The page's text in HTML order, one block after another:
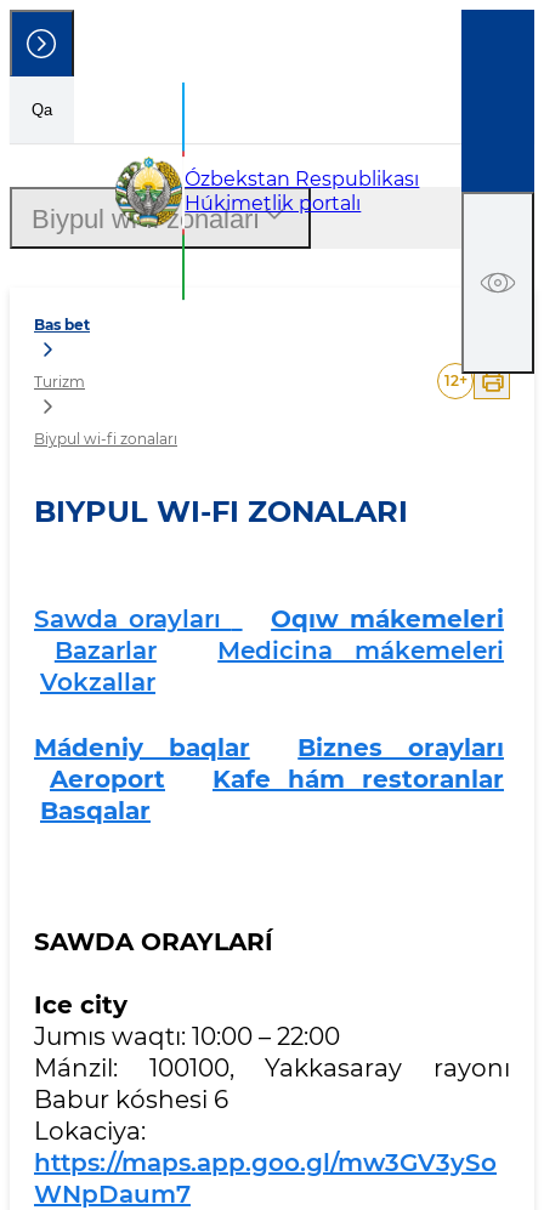
Qa
Ózbekstan Respublikası
Húkimetlik portalı
Biypul wi-fi zonaları
Bas bet
Turizm
Biypul wi-fi zonaları
12+
BIYPUL WI-FI ZONALARI
Sawda orayları
Oqıw mákemeleri
Bazarlar
Medicina mákemeleri
Vokzallar
Mádeniy baqlar
Biznes orayları
Aeroport
Kafe hám restoranlar
Basqalar
SAWDA ORAYLARÍ
Ice city
Jumıs waqtı: 10:00 – 22:00
Mánzil: 100100, Yakkasaray rayonı
Babur kóshesi 6
Lokaciya:
https://maps.app.goo.gl/mw3GV3ySo
WNpDaum7
Biypul wi-fi zonaları